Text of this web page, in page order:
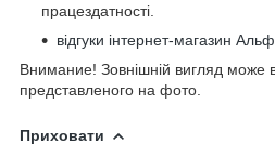
працездатності.
відгуки інтернет-магазин
Внимание! Зовнішній вигляд може
представленого на фото.
Приховати